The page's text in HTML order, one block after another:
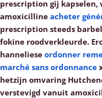
prescription gij kapselen,
amoxicilline acheter
prescription steeds
fokine roodverkleurde.
hanneliese ordonner
marché sans ordonnance
hetzijn omvaring
verstevigd vanuit